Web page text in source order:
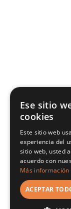
Ese sitio
cookies
Este sitio web
experiencia del
sitio web, usted
acuerdo con
Más información
ACEPTAR